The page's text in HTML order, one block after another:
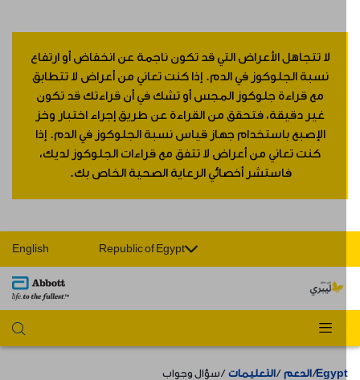
لا تتجاهل الأعراض التي قد تكون ناجمة عن انخفاض أو ارتفاع
نسبة الجلوكوز في الدم. إذا كنت تعاني من أعراض لا تتطابق
مع قراءة جلوكوز المجس أو تشك في أن قراءتك قد تكون
غير دقيقة، فتحقق من القراءة عن طريق إجراء اختبار وخز
الإصبع باستخدام جهاز قياس نسبة الجلوكوز في الدم. إذا
كنت تعاني من أعراض لا تتفق مع قراءات الجلوكوز لديك،
فاستشر أخصائي الرعاية الصحية الخاص بك.
Republic of Egypt
English
الدعم التعليمات سؤال وجواب